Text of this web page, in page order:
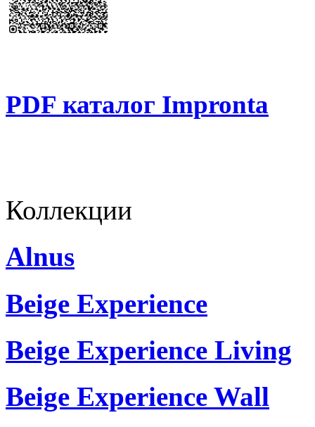
PDF каталог Impronta
Коллекции
Alnus
Beige Experience
Beige Experience Living
Beige Experience Wall